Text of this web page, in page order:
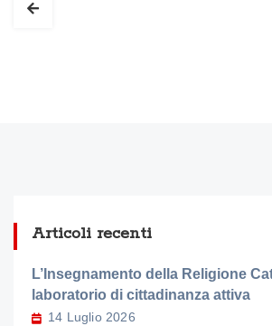
Articoli recenti
L’Insegnamento della Religione
laboratorio di cittadinanza attiva
14 Luglio 2026